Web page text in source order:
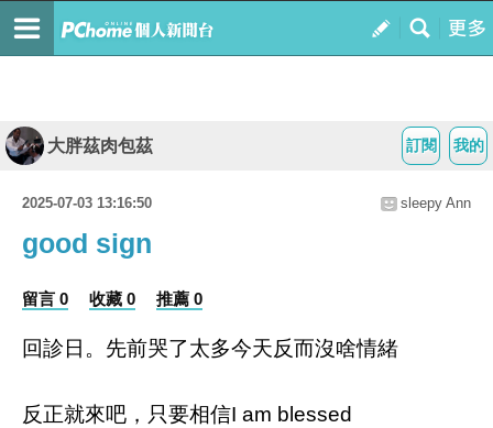
我的
訂閱
大胖茲肉包茲
2025-07-03 13:16:50 sleepy Ann
good sign
留言 0 收藏 0 推薦 0
回診日。先前哭了太多今天反而沒啥情緒
反正就來吧，只要相信I am blessed